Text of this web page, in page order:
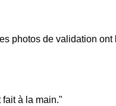
photos de validation ont
à la main."